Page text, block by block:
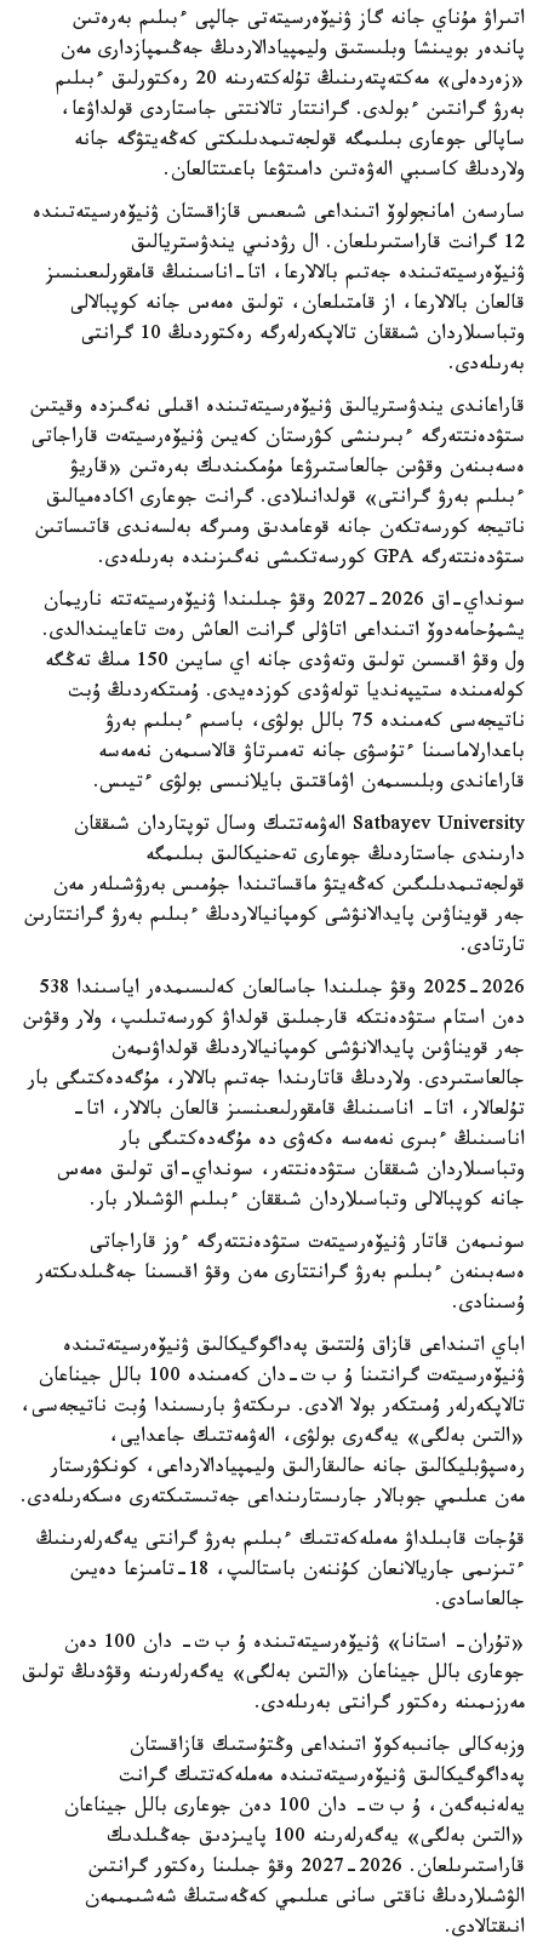
اتىراۋ مۇناي جانە گاز ۋنيۆەرسيتەتى جالپى ءبىلىم بەرەتىن
پاندەر بويىنشا وبلىستىق وليمپيادالاردىڭ جەڭىمپازدارى مەن
«زەردەلى» مەكتەپتەرىنىڭ تۇلەكتەرىنە 20 رەكتورلىق ءبىلىم
بەرۋ گرانتىن ءبولدى. گرانتتار تالانتتى جاستاردى قولداۋعا،
ساپالى جوعارى بىلىمگە قولجەتىمدىلىكتى كەڭەيتۋگە جانە
ولاردىڭ كاسىبي الەۋەتىن دامىتۋعا باعىتتالعان.
سارسەن امانجولوۆ اتىنداعى شىعىس قازاقستان ۋنيۆەرسيتەتىندە
12 گرانت قاراستىرىلعان. ال رۋدنىي يندۋستريالىق
ۋنيۆەرسيتەتىندە جەتىم بالالارعا، اتا-اناسىنىڭ قامقورلىعىنسىز
قالعان بالالارعا، از قامتىلعان، تولىق ەمەس جانە كوپبالالى
وتباسىلاردان شىققان تالاپكەرلەرگە رەكتوردىڭ 10 گرانتى
بەرىلەدى.
قاراعاندى يندۋستريالىق ۋنيۆەرسيتەتىندە اقىلى نەگىزدە وقيتىن
ستۋدەنتتەرگە ءبىرىنشى كۋرستان كەيىن ۋنيۆەرسيتەت قاراجاتى
ەسەبىنەن وقۋىن جالعاستىرۋعا مۇمكىندىك بەرەتىن «قاريۋ
ءبىلىم بەرۋ گرانتى» قولدانىلادى. گرانت جوعارى اكادەميالىق
ناتيجە كورسەتكەن جانە قوعامدىق ومىرگە بەلسەندى قاتىساتىن
ستۋدەنتتەرگە GPA كورسەتكىشى نەگىزىندە بەرىلەدى.
سونداي-اق 2026-2027 وقۋ جىلىندا ۋنيۆەرسيتەتتە ناريمان
يشمۇحامەدوۆ اتىنداعى اتاۋلى گرانت العاش رەت تاعايىندالدى.
ول وقۋ اقىسىن تولىق وتەۋدى جانە اي سايىن 150 مىڭ تەڭگە
كولەمىندە ستيپەنديا تولەۋدى كوزدەيدى. ۇمىتكەردىڭ ۇبت
ناتيجەسى كەمىندە 75 بالل بولۋى، باسىم ءبىلىم بەرۋ
باعدارلاماسىنا ءتۇسۋى جانە تەمىرتاۋ قالاسىمەن نەمەسە
قاراعاندى وبلىسىمەن اۋماقتىق بايلانىسى بولۋى ءتيىس.
Satbayev University الەۋمەتتىك وسال توپتاردان شىققان
دارىندى جاستاردىڭ جوعارى تەحنيكالىق بىلىمگە
قولجەتىمدىلىگىن كەڭەيتۋ ماقساتىندا جۇمىس بەرۋشىلەر مەن
جەر قويناۋىن پايدالانۋشى كومپانيالاردىڭ ءبىلىم بەرۋ گرانتتارىن
تارتادى.
2025-2026 وقۋ جىلىندا جاسالعان كەلىسىمدەر اياسىندا 538
دەن استام ستۋدەنتكە قارجىلىق قولداۋ كورسەتىلىپ، ولار وقۋىن
جەر قويناۋىن پايدالانۋشى كومپانيالاردىڭ قولداۋىمەن
جالعاستىردى. ولاردىڭ قاتارىندا جەتىم بالالار، مۇگەدەكتىگى بار
تۇلعالار، اتا- اناسىنىڭ قامقورلىعىنسىز قالعان بالالار، اتا-
اناسىنىڭ ءبىرى نەمەسە ەكەۋى دە مۇگەدەكتىگى بار
وتباسىلاردان شىققان ستۋدەنتتەر، سونداي-اق تولىق ەمەس
جانە كوپبالالى وتباسىلاردان شىققان ءبىلىم الۋشىلار بار.
سونىمەن قاتار ۋنيۆەرسيتەت ستۋدەنتتەرگە ءوز قاراجاتى
ەسەبىنەن ءبىلىم بەرۋ گرانتتارى مەن وقۋ اقىسىنا جەڭىلدىكتەر
ۇسىنادى.
اباي اتىنداعى قازاق ۇلتتىق پەداگوگيكالىق ۋنيۆەرسيتەتىندە
ۋنيۆەرسيتەت گرانتىنا ۇ ب ت-دان كەمىندە 100 بالل جيناعان
تالاپكەرلەر ۇمىتكەر بولا الادى. ىرىكتەۋ بارىسىندا ۇبت ناتيجەسى،
«التىن بەلگى» يەگەرى بولۋى، الەۋمەتتىك جاعدايى،
رەسپۋبليكالىق جانە حالىقارالىق وليمپيادالارداعى، كونكۋرستار
مەن عىلىمي جوبالار جارىستارىنداعى جەتىستىكتەرى ەسكەرىلەدى.
قۇجات قابىلداۋ مەملەكەتتىك ءبىلىم بەرۋ گرانتى يەگەرلەرىنىڭ
ءتىزىمى جاريالانعان كۇننەن باستالىپ، 18-تامىزعا دەيىن
جالعاسادى.
«تۇران- استانا» ۋنيۆەرسيتەتىندە ۇ ب ت- دان 100 دەن
جوعارى بالل جيناعان «التىن بەلگى» يەگەرلەرىنە وقۋدىڭ تولىق
مەرزىمىنە رەكتور گرانتى بەرىلەدى.
وزبەكالى جانىبەكوۆ اتىنداعى وڭتۇستىك قازاقستان
پەداگوگيكالىق ۋنيۆەرسيتەتىندە مەملەكەتتىك گرانت
يەلەنبەگەن، ۇ ب ت- دان 100 دەن جوعارى بالل جيناعان
«التىن بەلگى» يەگەرلەرىنە 100 پايىزدىق جەڭىلدىك
قاراستىرىلعان. 2026-2027 وقۋ جىلىنا رەكتور گرانتىن
الۋشىلاردىڭ ناقتى سانى عىلىمي كەڭەستىڭ شەشىمىمەن
انىقتالادى.